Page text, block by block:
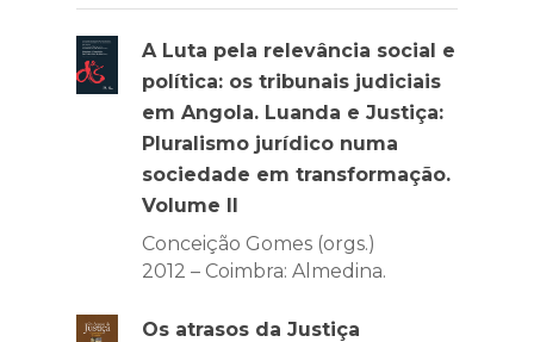
A Luta pela relevância social e
política: os tribunais judiciais
em Angola. Luanda e Justiça:
Pluralismo jurídico numa
sociedade em transformação.
Volume II
Conceição Gomes (orgs.)
2012 – Coimbra: Almedina.
Os atrasos da Justiça